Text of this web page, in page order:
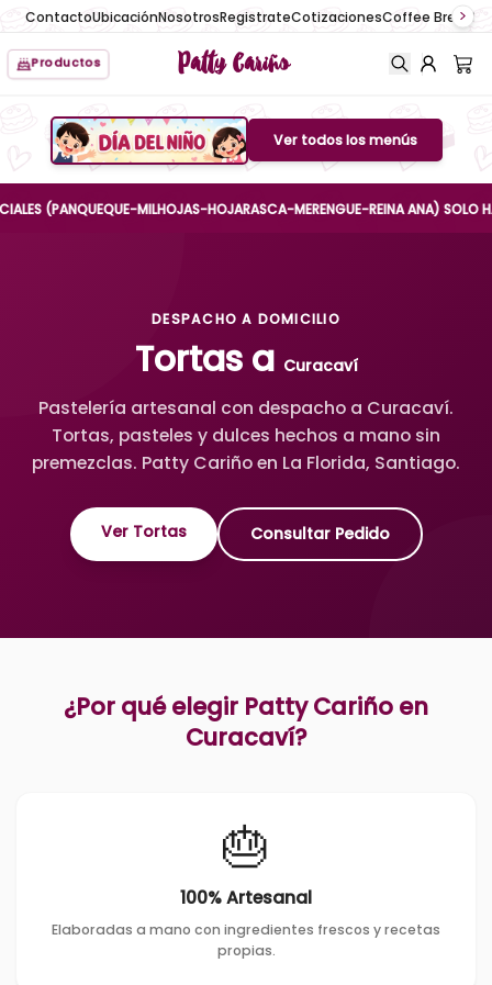
ContactoUbicaciónNosotrosRegistrateCotizacionesCoffee Break
Productos Patty Cariño
Boton de menu
Ver todos los menús
(PANQUEQUE-MILHOJAS-HOJARASCA-MERENGUE-REINA ANA) SOLO HASTA
DESPACHO A DOMICILIO
Tortas a Curacaví
Pastelería artesanal con despacho a Curacaví.
Tortas, pasteles y dulces hechos a mano sin
premezclas. Patty Cariño en La Florida, Santiago.
Ver Tortas Consultar Pedido
¿Por qué elegir Patty Cariño en
Curacaví?
🎂
100% Artesanal
Elaboradas a mano con ingredientes frescos y recetas
propias.